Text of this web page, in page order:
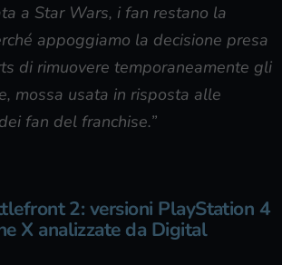
a Star Wars, i fan restano la
appoggiamo la decisione presa
di rimuovere temporaneamente gli
mossa usata in risposta alle
fan del franchise.”
2: versioni PlayStation 4
X analizzate da Digital